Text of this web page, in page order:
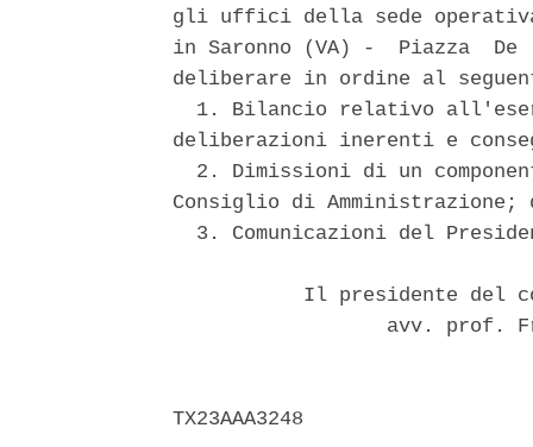
gli uffici della sede
in Saronno (VA) -  Piazza
deliberare in ordine al
1. Bilancio relativo
deliberazioni inerenti e
2. Dimissioni di un
Consiglio di
3. Comunicazioni del
Il presidente del
avv. prof.